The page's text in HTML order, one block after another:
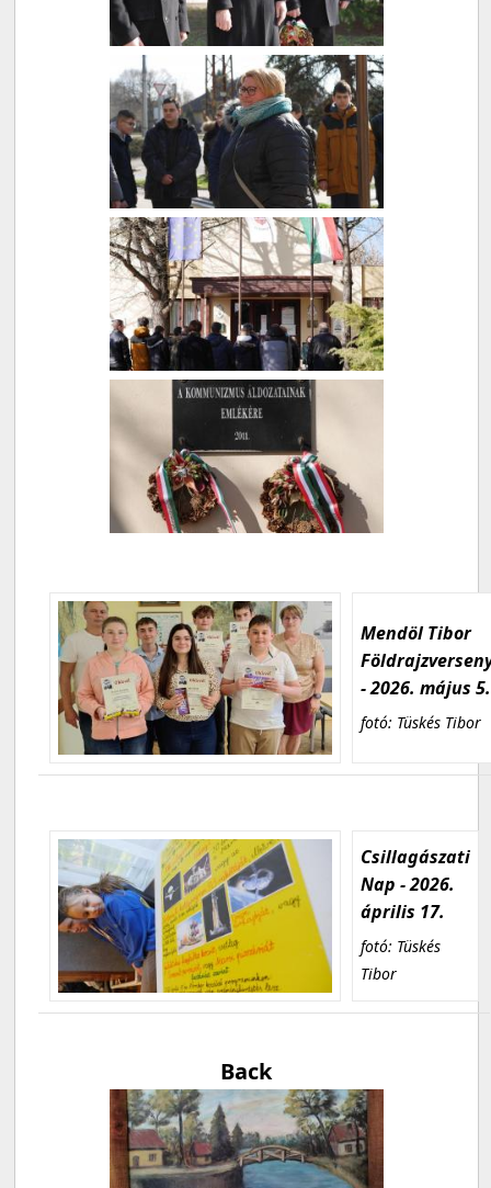
Mendöl Tibor
- 2026. május 5.
fotó: Tüskés Tibor
Csillagászati
Nap - 2026.
április 17.
fotó: Tüskés
Tibor
Back